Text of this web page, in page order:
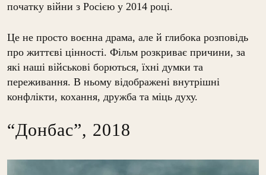
початку війни з Росією у 2014 році.
Це не просто воєнна драма, але й глибока розповідь
про життєві цінності. Фільм розкриває причини, за
які наші військові борються, їхні думки та
переживання. В ньому відображені внутрішні
конфлікти, кохання, дружба та міць духу.
“Донбас”, 2018